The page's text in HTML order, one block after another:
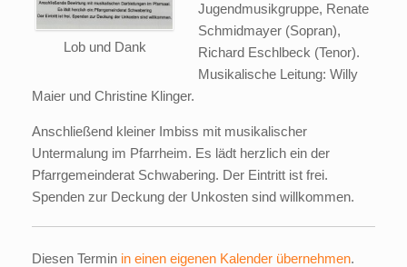
Lob und Dank
Jugendmusikgruppe, Renate
Schmidmayer (Sopran),
Richard Eschlbeck (Tenor).
Musikalische Leitung: Willy
Maier und Christine Klinger.
Anschließend kleiner Imbiss mit musikalischer
Untermalung im Pfarrheim. Es lädt herzlich ein der
Pfarrgemeinderat Schwabering. Der Eintritt ist frei.
Spenden zur Deckung der Unkosten sind willkommen.
Diesen Termin in einen eigenen Kalender übernehmen.